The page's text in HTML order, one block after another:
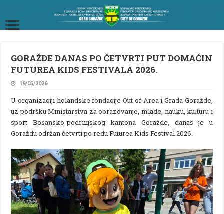
GORAŽDE DANAS PO ČETVRTI PUT DOMAĆIN
FUTUREA KIDS FESTIVALA 2026.
19/05/2026
U organizaciji holandske fondacije Out of Area i Grada Goražde,
uz podršku Ministarstva za obrazovanje, mlade, nauku, kulturu i
sport Bosansko-podrinjskog kantona Goražde, danas je u
Goraždu održan četvrti po redu Futurea Kids Festival 2026.